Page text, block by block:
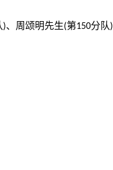
、周颂明先生(第150分队)